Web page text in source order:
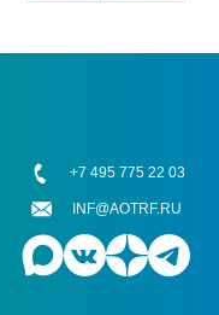
+7 495 775 22 03
INF@AOTRF.RU